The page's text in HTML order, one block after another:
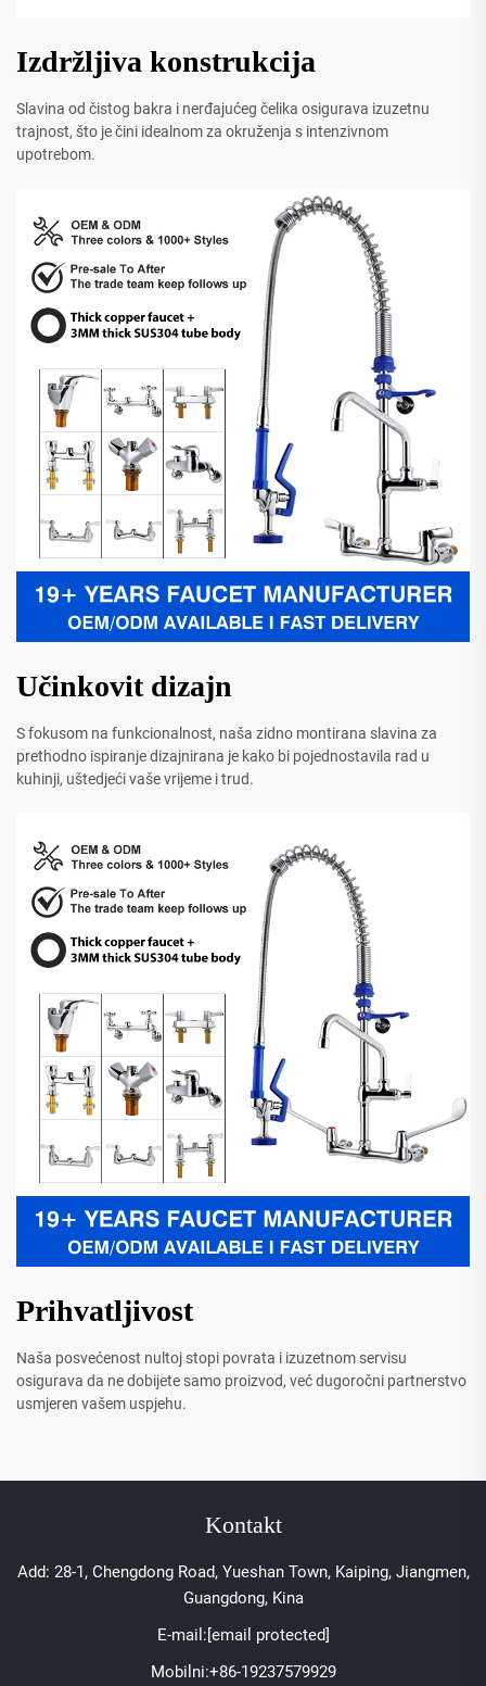
Izdržljiva konstrukcija
Slavina od čistog bakra i nerđajućeg čelika osigurava izuzetnu
trajnost, što je čini idealnom za okruženja s intenzivnom
upotrebom.
Učinkovit dizajn
S fokusom na funkcionalnost, naša zidno montirana slavina za
prethodno ispiranje dizajnirana je kako bi pojednostavila rad u
kuhinji, uštedjeći vaše vrijeme i trud.
Prihvatljivost
Naša posvećenost nultoj stopi povrata i izuzetnom servisu
osigurava da ne dobijete samo proizvod, već dugoročni partnerstvo
usmjeren vašem uspjehu.
Kontakt
Add: 28-1, Chengdong Road, Yueshan Town, Kaiping, Jiangmen,
Guangdong, Kina
E-mail:[email protected]
Mobilni:+86-19237579929